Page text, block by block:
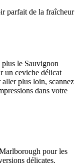
parfait de la fraîcheur
le Sauvignon
un ceviche délicat
aller plus loin, scannez
dans votre
pour les
délicates.